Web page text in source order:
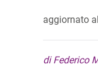
aggiornato al
di Federico